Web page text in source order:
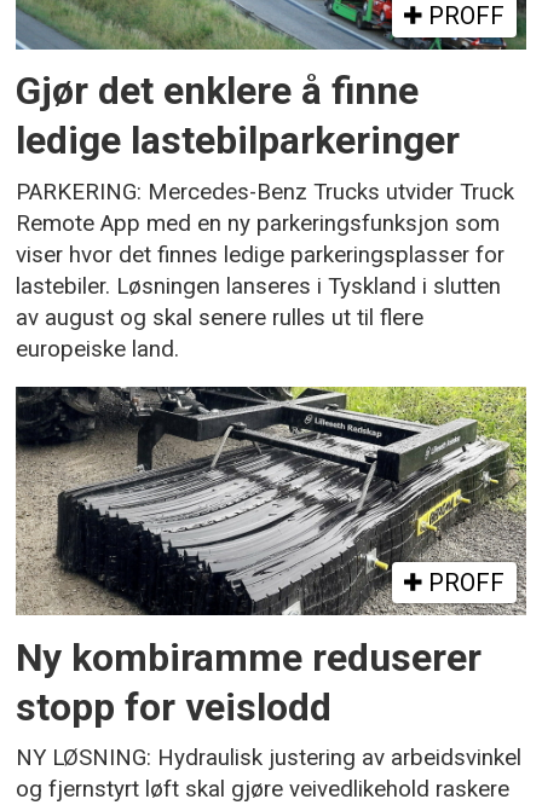
PROFF
Gjør det enklere å finne
ledige lastebilparkeringer
PARKERING: Mercedes-Benz Trucks utvider Truck
Remote App med en ny parkeringsfunksjon som
viser hvor det finnes ledige parkeringsplasser for
lastebiler. Løsningen lanseres i Tyskland i slutten
av august og skal senere rulles ut til flere
europeiske land.
PROFF
Ny kombiramme reduserer
stopp for veislodd
NY LØSNING: Hydraulisk justering av arbeidsvinkel
og fjernstyrt løft skal gjøre veivedlikehold raskere